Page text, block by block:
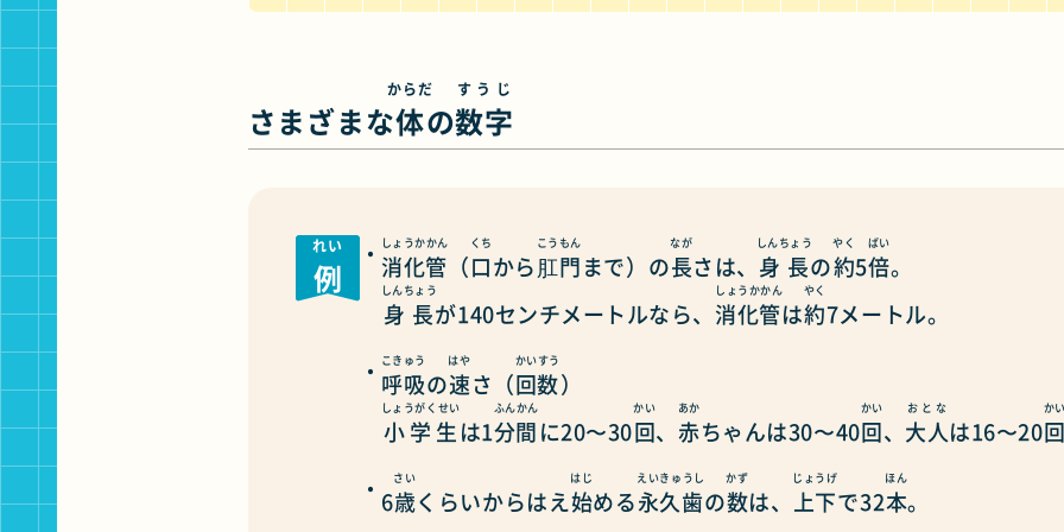
さまざまな体
からだ
の数字
すうじ
例
れい
消化管
しょうかかん
（口
くち
から肛門
こうもん
まで）の長
なが
さは、 身長
しんちょう
の約
やく
5倍
ばい
。
身長
しんちょう
が140センチメートルなら、 消化管
しょうかかん
は約
やく
7メートル。
呼吸
こきゅう
の速
はや
さ（回数
かいすう
）
小学生
しょうがくせい
は1分間
ふんかん
に20〜30回
かい
、 赤
あか
ちゃんは30〜40回
かい
、 大人
おとな
は16〜20回
かい
6歳
さい
くらいからはえ始
はじ
める永久歯
えいきゅうし
の数
かず
は、 上下
じょうげ
で32本
ほん
。